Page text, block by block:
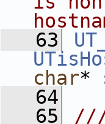
   63
char*
   64
   65
///